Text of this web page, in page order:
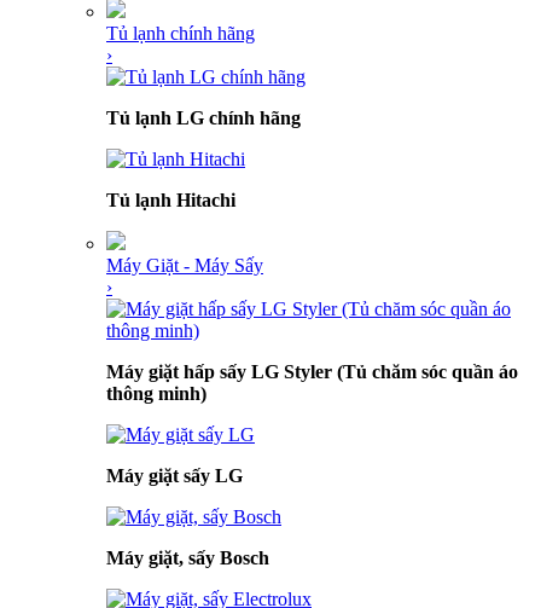
Tủ lạnh chính hãng
›
Tủ lạnh LG chính hãng
Tủ lạnh Hitachi
Máy Giặt - Máy Sấy
›
Máy giặt hấp sấy LG Styler (Tủ chăm sóc quần áo
thông minh)
Máy giặt sấy LG
Máy giặt, sấy Bosch